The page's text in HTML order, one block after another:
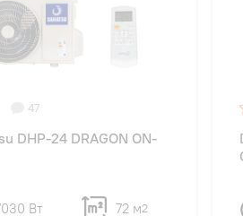
47
DHP-24 DRAGON ON-
Вт 72 м2